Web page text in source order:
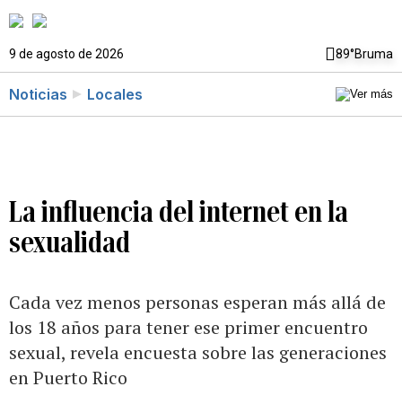
9 de agosto de 2026 89°Bruma
Noticias Locales
La influencia del internet en la
sexualidad
Cada vez menos personas esperan más allá de
los 18 años para tener ese primer encuentro
sexual, revela encuesta sobre las generaciones
en Puerto Rico